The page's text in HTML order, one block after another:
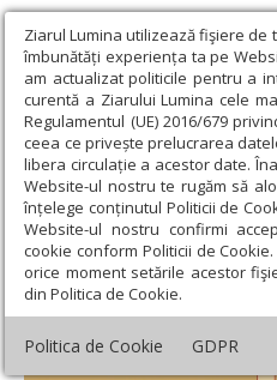
Ziarul Lumina utilizează fişiere
îmbunătăți experiența ta pe
am actualizat politicile pentru a
curentă a Ziarului Lumina cele
Regulamentul (UE) 2016/679
ceea ce privește prelucrarea
libera circulație a acestor date.
Website-ul nostru te rugăm să
înțelege conținutul Politicii de
Website-ul nostru confirmi
cookie conform Politicii de
orice moment setările acestor
din Politica de Cookie.
Politica de Cookie GDPR
Ziarul Lumina › Opinii › Repere
resurse ale oratoriei clasice în
Ethos, Pathos și
oratoriei clasice în